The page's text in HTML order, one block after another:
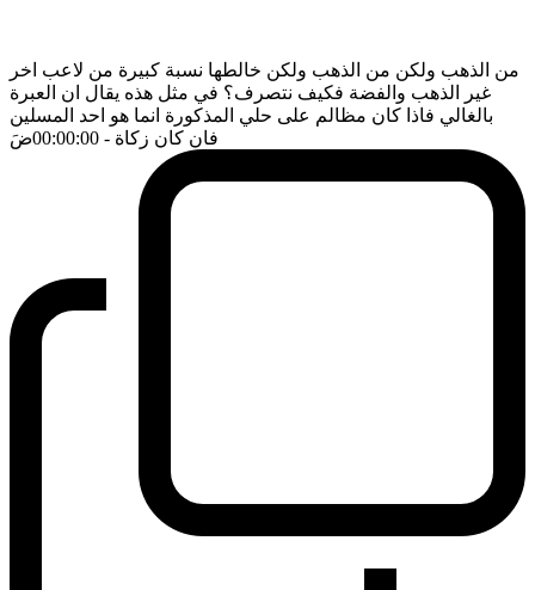
من الذهب ولكن من الذهب ولكن خالطها نسبة كبيرة من لاعب اخر
غير الذهب والفضة فكيف نتصرف؟ في مثل هذه يقال ان العبرة
بالغالي فاذا كان مظالم على حلي المذكورة انما هو احد المسلين
فان كان زكاة - 00:00:00 ضَ